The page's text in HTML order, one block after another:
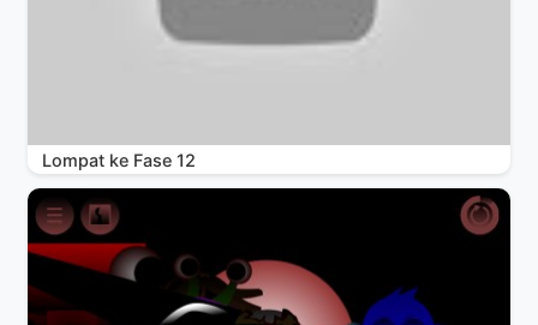
Lompat ke Fase 12